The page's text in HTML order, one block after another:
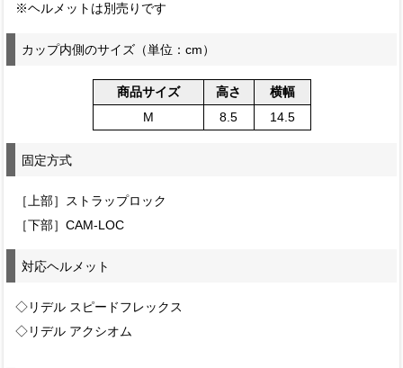
※ヘルメットは別売りです
カップ内側のサイズ（単位：cm）
商品サイズ 高さ
横幅
M
8.5 14.5
固定方式
［上部］ストラップロック
［下部］CAM-LOC
対応ヘルメット
◇リデル スピードフレックス
◇リデル アクシオム